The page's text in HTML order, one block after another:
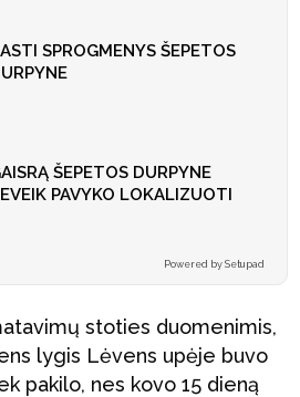
SPROGMENYS ŠEPETOS
ŠEPETOS DURPYNE
PAVYKO LOKALIZUOTI
Powered by Setupad
stoties duomenimis,
lygis Lėvens upėje buvo
pakilo, nes kovo 15 dieną